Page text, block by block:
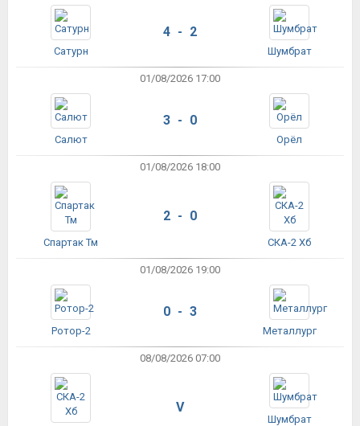
Сатурн
4 - 2
Шумбрат
01/08/2026 17:00
Салют
3 - 0
Орёл
01/08/2026 18:00
Спартак Тм
2 - 0
СКА-2 Хб
01/08/2026 19:00
Ротор-2
0 - 3
Металлург
08/08/2026 07:00
V
Шумбрат